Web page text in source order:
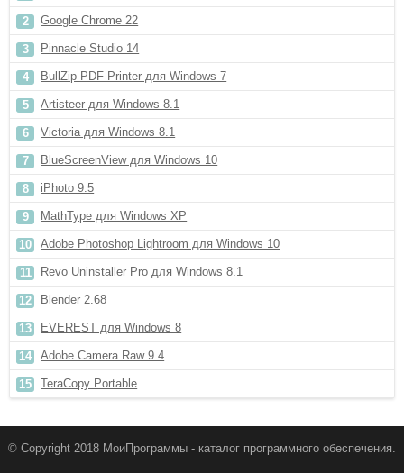
Google Chrome 22
Pinnacle Studio 14
BullZip PDF Printer для Windows 7
Artisteer для Windows 8.1
Victoria для Windows 8.1
BlueScreenView для Windows 10
iPhoto 9.5
MathType для Windows XP
Adobe Photoshop Lightroom для Windows 10
Revo Uninstaller Pro для Windows 8.1
Blender 2.68
EVEREST для Windows 8
Adobe Camera Raw 9.4
TeraCopy Portable
© Copyright 2018 МоиПрограммы - каталог программного обеспечения.